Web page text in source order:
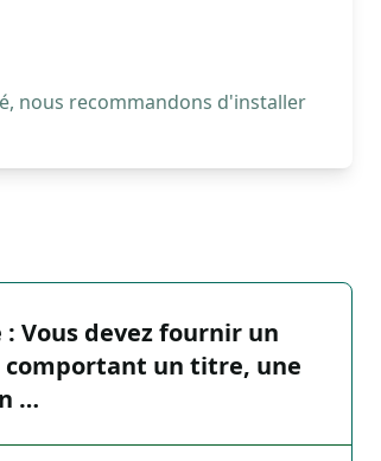
nous recommandons d'installer
: Vous devez fournir un
comportant un titre, une
…